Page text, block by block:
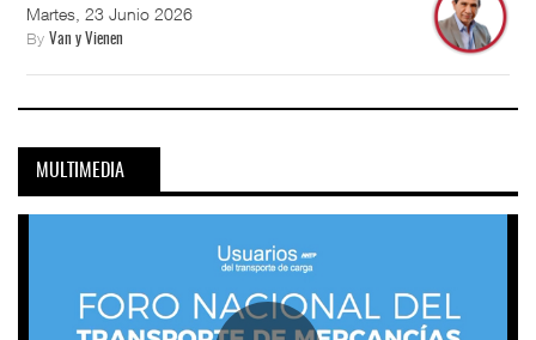
Martes, 23 Junio 2026
By Van y Vienen
MULTIMEDIA